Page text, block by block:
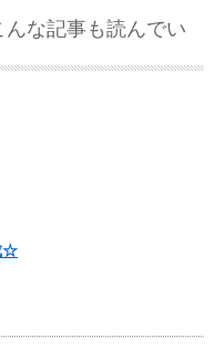
な記事も読んでい
☆